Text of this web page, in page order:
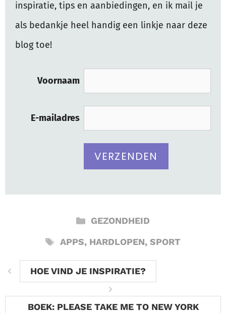
inspiratie, tips en aanbiedingen, en ik mail je
als bedankje heel handig een linkje naar deze
blog toe!
Voornaam
E-mailadres
CATEGORIEËN
GEZONDHEID
TAGS
APPS, HARDLOPEN, SPORT
HOE VIND JE INSPIRATIE?
BOEK: PLEASE TAKE ME TO NEW YORK